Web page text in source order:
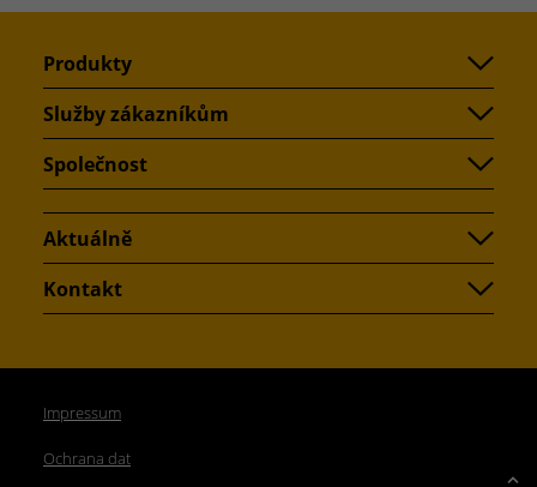
Produkty
Služby zákazníkům
Společnost
Aktuálně
Kontakt
Impressum
Ochrana dat
Up